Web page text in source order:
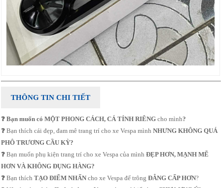
THÔNG TIN CHI TIẾT
❓ Bạn muốn có MỘT PHONG CÁCH, CÁ TÍNH RIÊNGcho mình?
❓Bạn thích cái đẹp, đam mê trang trí cho xe Vespa mìnhNHƯNG KHÔNG QUÁ
PHÔ TRƯƠNG CẦU KỲ?
❓ ​Bạn muốn phụ kiện trang trí cho xe Vespa của mìnhĐẸP HƠN, MẠNH MẼ
HƠN VÀ KHÔNG ĐỤNG HÀNG?
❓Bạn thíchTẠO ĐIỂM NHẤN cho xe Vespa để trôngĐẲNG CẤP HƠN?